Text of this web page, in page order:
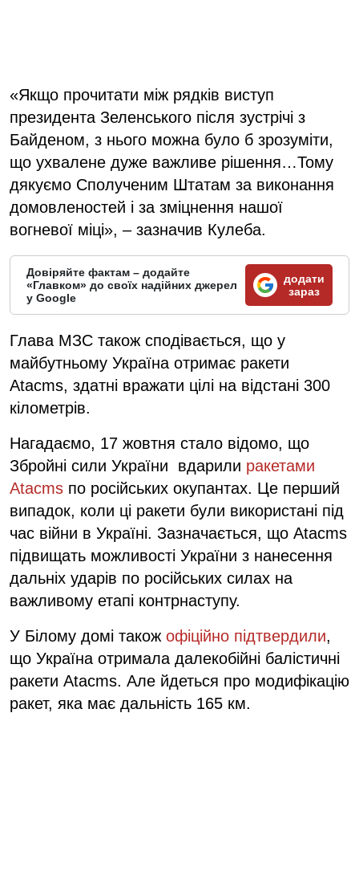
«Якщо прочитати між рядків виступ
президента Зеленського після зустрічі з
Байденом, з нього можна було б зрозуміти,
що ухвалене дуже важливе рішення…Тому
дякуємо Сполученим Штатам за виконання
домовленостей і за зміцнення нашої
вогневої міці», – зазначив Кулеба.
Довіряйте фактам – додайте
«Главком» до своїх надійних джерел
у Google
додати
зараз
Глава МЗС також сподівається, що у
майбутньому Україна отримає ракети
Atacms, здатні вражати цілі на відстані 300
кілометрів.
Нагадаємо, 17 жовтня стало відомо, що
Збройні сили України вдарили ракетами
Atacms по російських окупантах. Це перший
випадок, коли ці ракети були використані під
час війни в Україні. Зазначається, що Atacms
підвищать можливості України з нанесення
дальніх ударів по російських силах на
важливому етапі контрнаступу.
У Білому домі також офіційно підтвердили,
що Україна отримала далекобійні балістичні
ракети Atacms. Але йдеться про модифікацію
ракет, яка має дальність 165 км.